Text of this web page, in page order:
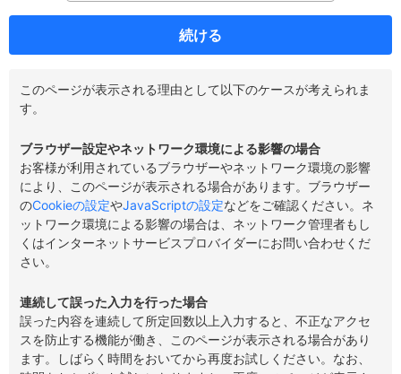
続ける
このページが表示される理由として以下のケースが考えられま
す。
ブラウザー設定やネットワーク環境による影響の場合
お客様が利用されているブラウザーやネットワーク環境の影響
により、このページが表示される場合があります。ブラウザー
のCookieの設定やJavaScriptの設定などをご確認ください。ネ
ットワーク環境による影響の場合は、ネットワーク管理者もし
くはインターネットサービスプロバイダーにお問い合わせくだ
さい。
連続して誤った入力を行った場合
誤った内容を連続して所定回数以上入力すると、不正なアクセ
スを防止する機能が働き、このページが表示される場合があり
ます。しばらく時間をおいてから再度お試しください。なお、